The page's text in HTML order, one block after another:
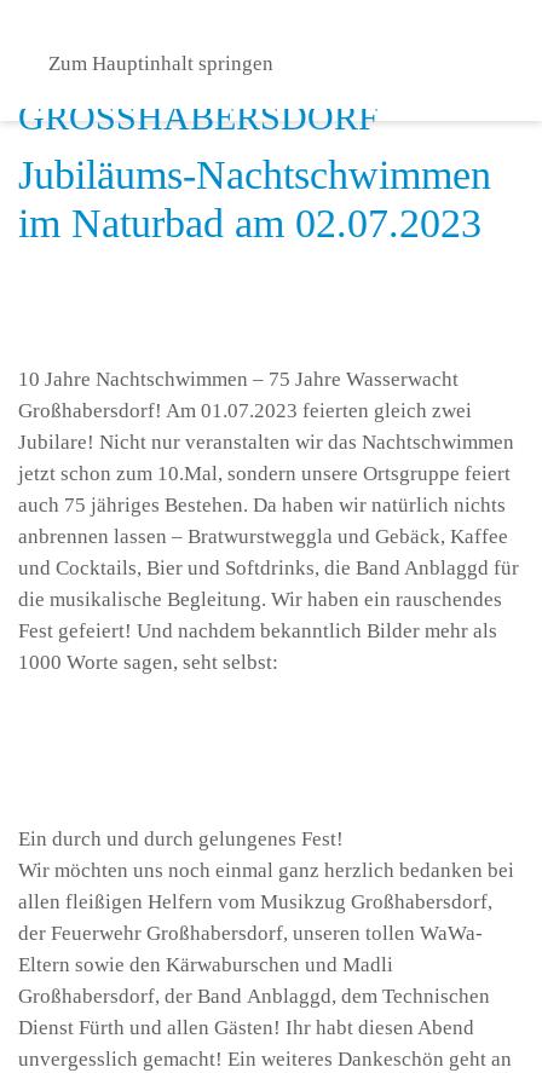
Zum Hauptinhalt springen
Jubiläums-Nachtschwimmen
im Naturbad am 02.07.2023
10 Jahre Nachtschwimmen – 75 Jahre Wasserwacht
Großhabersdorf! Am 01.07.2023 feierten gleich zwei
Jubilare! Nicht nur veranstalten wir das Nachtschwimmen
jetzt schon zum 10.Mal, sondern unsere Ortsgruppe feiert
auch 75 jähriges Bestehen. Da haben wir natürlich nichts
anbrennen lassen – Bratwurstweggla und Gebäck, Kaffee
und Cocktails, Bier und Softdrinks, die Band Anblaggd für
die musikalische Begleitung. Wir haben ein rauschendes
Fest gefeiert! Und nachdem bekanntlich Bilder mehr als
1000 Worte sagen, seht selbst:
Ein durch und durch gelungenes Fest!
Wir möchten uns noch einmal ganz herzlich bedanken bei
allen fleißigen Helfern vom Musikzug Großhabersdorf,
der Feuerwehr Großhabersdorf, unseren tollen WaWa-
Eltern sowie den Kärwaburschen und Madli
Großhabersdorf, der Band Anblaggd, dem Technischen
Dienst Fürth und allen Gästen! Ihr habt diesen Abend
unvergesslich gemacht! Ein weiteres Dankeschön geht an